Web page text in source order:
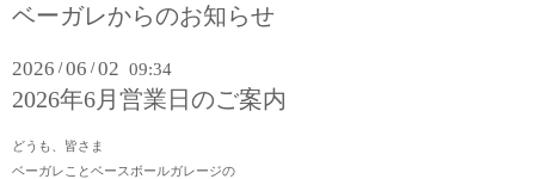
ベーガレからのお知らせ
2026 /06 /02 09:34
2026年6月営業日のご案内
どうも、皆さま
ベーガレことベースボールガレージの